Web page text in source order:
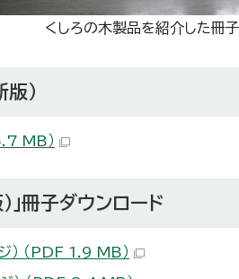
くしろの木製品を紹介した冊
）
MB）
」冊子ダウンロード
） （PDF 1.9 MB）